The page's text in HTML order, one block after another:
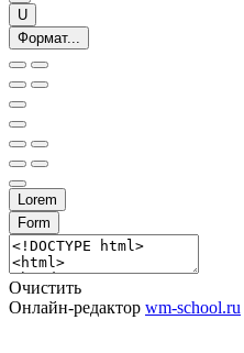
U
Формат...
Lorem
Form
Очистить
Онлайн-редактор wm-school.ru